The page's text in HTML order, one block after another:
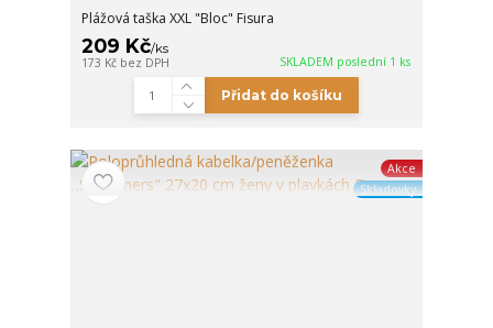
Plážová taška XXL "Bloc" Fisura
209 Kč/ks
173 Kč bez DPH SKLADEM poslední 1 ks
Přidat do košíku
Akce
Skladovky